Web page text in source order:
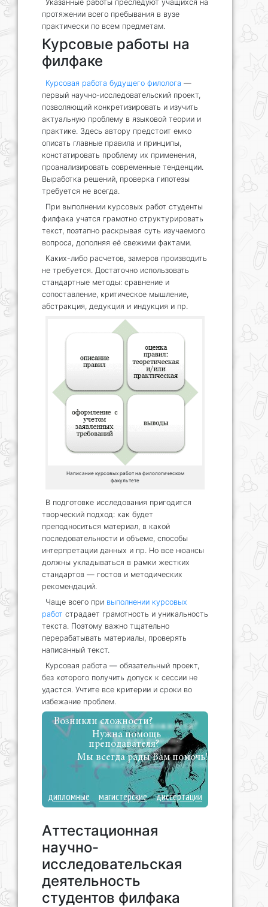
Указанные работы преследуют учащихся на
протяжении всего пребывания в вузе
практически по всем предметам.
Курсовые работы на
филфаке
Курсовая работа будущего филолога —
первый научно-исследовательский проект,
позволяющий конкретизировать и изучить
актуальную проблему в языковой теории и
практике. Здесь автору предстоит емко
описать главные правила и принципы,
констатировать проблему их применения,
проанализировать современные тенденции.
Выработка решений, проверка гипотезы
требуется не всегда.
При выполнении курсовых работ студенты
филфака учатся грамотно структурировать
текст, поэтапно раскрывая суть изучаемого
вопроса, дополняя её свежими фактами.
Каких-либо расчетов, замеров производить
не требуется. Достаточно использовать
стандартные методы: сравнение и
сопоставление, критическое мышление,
абстракция, дедукция и индукция и пр.
Написание курсовых работ на филологическом
факультете
В подготовке исследования пригодится
творческий подход: как будет
преподноситься материал, в какой
последовательности и объеме, способы
интерпретации данных и пр. Но все нюансы
должны укладываться в рамки жестких
стандартов — гостов и методических
рекомендаций.
Чаще всего при выполнении курсовых
работ страдает грамотность и уникальность
текста. Поэтому важно тщательно
перерабатывать материалы, проверять
написанный текст.
Курсовая работа — обязательный проект,
без которого получить допуск к сессии не
удастся. Учтите все критерии и сроки во
избежание проблем.
Возникли сложности?
Нужна помощь
преподавателя?
Мы всегда рады Вам помочь!
дипломные магистерские диссертации
Аттестационная
научно-
исследовательская
деятельность
студентов филфака